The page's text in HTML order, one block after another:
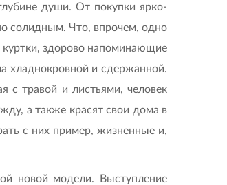
души. От покупки ярко-
солидным. Что, впрочем, одно
куртки, здорово напоминающие
хладнокровной и сдержанной.
с травой и листьями, человек
а также красят свои дома в
с них пример, жизненные и,
новой модели. Выступление